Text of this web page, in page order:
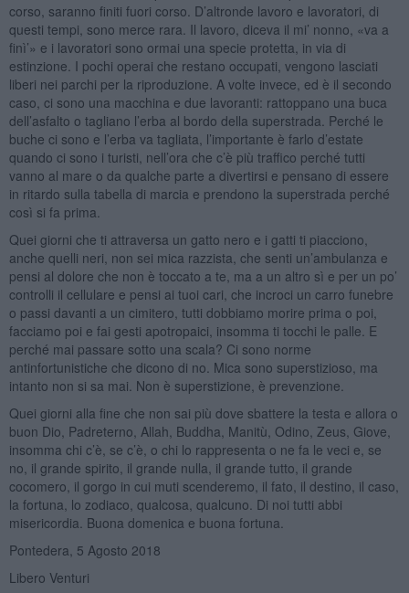
corso, saranno finiti fuori corso. D’altronde lavoro e lavoratori, di
questi tempi, sono merce rara. Il lavoro, diceva il mi’ nonno, «va a
finì’» e i lavoratori sono ormai una specie protetta, in via di
estinzione. I pochi operai che restano occupati, vengono lasciati
liberi nei parchi per la riproduzione. A volte invece, ed è il secondo
caso, ci sono una macchina e due lavoranti: rattoppano una buca
dell’asfalto o tagliano l’erba al bordo della superstrada. Perché le
buche ci sono e l’erba va tagliata, l’importante è farlo d’estate
quando ci sono i turisti, nell’ora che c’è più traffico perché tutti
vanno al mare o da qualche parte a divertirsi e pensano di essere
in ritardo sulla tabella di marcia e prendono la superstrada perché
così si fa prima.
Quei giorni che ti attraversa un gatto nero e i gatti ti piacciono,
anche quelli neri, non sei mica razzista, che senti un’ambulanza e
pensi al dolore che non è toccato a te, ma a un altro sì e per un po’
controlli il cellulare e pensi ai tuoi cari, che incroci un carro funebre
o passi davanti a un cimitero, tutti dobbiamo morire prima o poi,
facciamo poi e fai gesti apotropaici, insomma ti tocchi le palle. E
perché mai passare sotto una scala? Ci sono norme
antinfortunistiche che dicono di no. Mica sono superstizioso, ma
intanto non si sa mai. Non è superstizione, è prevenzione.
Quei giorni alla fine che non sai più dove sbattere la testa e allora o
buon Dio, Padreterno, Allah, Buddha, Manitù, Odino, Zeus, Giove,
insomma chi c’è, se c’è, o chi lo rappresenta o ne fa le veci e, se
no, il grande spirito, il grande nulla, il grande tutto, il grande
cocomero, il gorgo in cui muti scenderemo, il fato, il destino, il caso,
la fortuna, lo zodiaco, qualcosa, qualcuno. Di noi tutti abbi
misericordia. Buona domenica e buona fortuna.
Pontedera, 5 Agosto 2018
Libero Venturi